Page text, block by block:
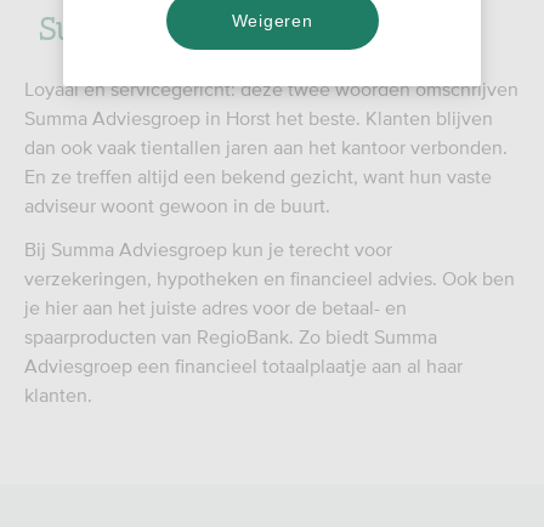
Summa Adviesgroep B.V.
Loyaal en servicegericht: deze twee woorden omschrijven
Summa Adviesgroep in Horst het beste. Klanten blijven
dan ook vaak tientallen jaren aan het kantoor verbonden.
En ze treffen altijd een bekend gezicht, want hun vaste
adviseur woont gewoon in de buurt.
Bij Summa Adviesgroep kun je terecht voor
verzekeringen, hypotheken en financieel advies. Ook ben
je hier aan het juiste adres voor de betaal- en
spaarproducten van RegioBank. Zo biedt Summa
Adviesgroep een financieel totaalplaatje aan al haar
klanten.
Weigeren